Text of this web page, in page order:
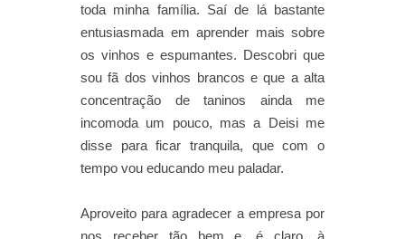
toda minha família. Saí de lá bastante
entusiasmada em aprender mais sobre
os vinhos e espumantes. Descobri que
sou fã dos vinhos brancos e que a alta
concentração de taninos ainda me
incomoda um pouco, mas a Deisi me
disse para ficar tranquila, que com o
tempo vou educando meu paladar.
Aproveito para agradecer a empresa por
nos receber tão bem e, é claro, à